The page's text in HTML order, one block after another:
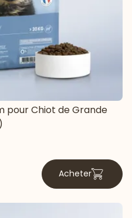
pour Chiot de Grande
Acheter